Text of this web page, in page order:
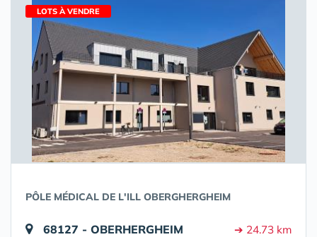
LOTS À VENDRE
PÔLE MÉDICAL DE L'ILL OBERGHERGHEIM
68127 - OBERHERGHEIM ➔ 24.73 km